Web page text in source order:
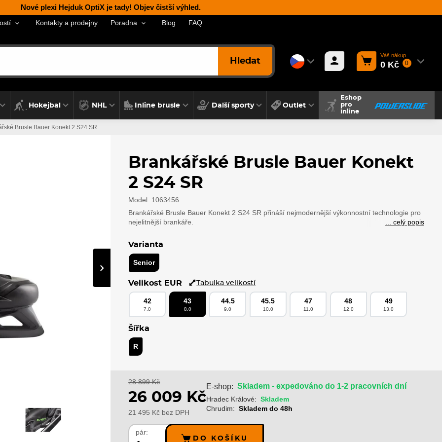
Nové plexi Hejduk OptiX je tady! Objev čistší výhled.
Kontakty a prodejny Poradna Blog FAQ
Hledat
Váš nákup
0 Kč 0
Hokejbal NHL Inline brusle Další sporty Outlet
Eshop
pro
inline
Brusle Bauer Konekt 2 S24 SR
›
Brankářské Brusle Bauer Konekt
2 S24 SR
Model 1063456
Brankářské Brusle Bauer Konekt 2 S24 SR přináší nejmodernější výkonnostní technologie pro
nejelitnější brankáře.
... celý popis
Varianta
Senior
Velikost EUR Tabulka velikostí
42
7.0
43
8.0
44.5
9.0
45.5
10.0
47
11.0
48
12.0
49
13.0
Šířka
R
28 899 Kč
26 009 Kč
21 495 Kč bez DPH
E-shop: Skladem - expedováno do 1-2 pracovních dní
Hradec Králové: Skladem
Chrudim: Skladem do 48h
pár:
DO KOŠÍKU